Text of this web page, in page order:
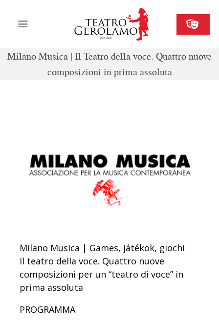
Milano Musica | Il Teatro della voce. Quattro nuove
composizioni in prima assoluta
Cartellone
Milano Musica | Games, játékok, giochi
Il teatro della voce. Quattro nuove
composizioni per un “teatro di voce” in
prima assoluta
PROGRAMMA